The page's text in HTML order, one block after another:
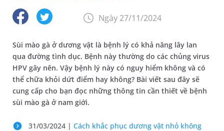
Ngày 27/11/2024
Sùi mào gà ở dương vật là bệnh lý có khả năng lây lan
qua đường tình dục. Bệnh này thường do các chủng virus
HPV gây nên. Vậy bệnh lý này có nguy hiểm không và có
thể chữa khỏi dứt điểm hay không? Bài viết sau đây sẽ
cung cấp cho bạn đọc những thông tin cần thiết về bệnh
sùi mào gà ở nam giới.
31/03/2024 | Cách khắc phục dương vật nhỏ không